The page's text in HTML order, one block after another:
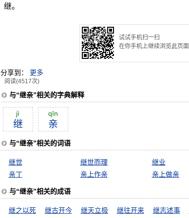
继。
试试手机扫一扫
在你手机上继续浏览此页面
分享到： 更多
阅读(4517次)
与“继亲”相关的字典解释
jì
继
qīn
亲
与“继亲”相关的词语
继世 继世而理 继业
亲丁
亲上作亲 亲上做亲
与“继亲”相关的成语
继之以死 继古开今 继天立极 继往开来 继志述事